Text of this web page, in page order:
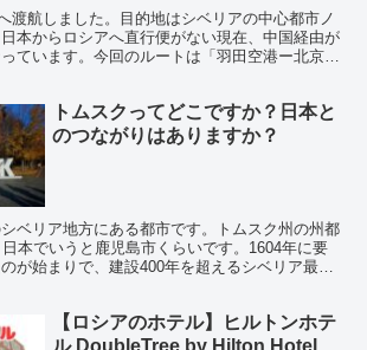
渡航しました。目的地はシベリアの中心都市ノ
本からロシアへ直行便がない現在、中国経由が
ています。今回のルートは「羽田空港ー北京大
トムスクってどこですか？日本と
のつながりはありますか？
ベリア地方にある都市です。トムスク州の州都
本でいうと鹿児島市くらいです。1604年に要
が始まりで、建設400年を超えるシベリア最古
【ロシアのホテル】ヒルトンホテ